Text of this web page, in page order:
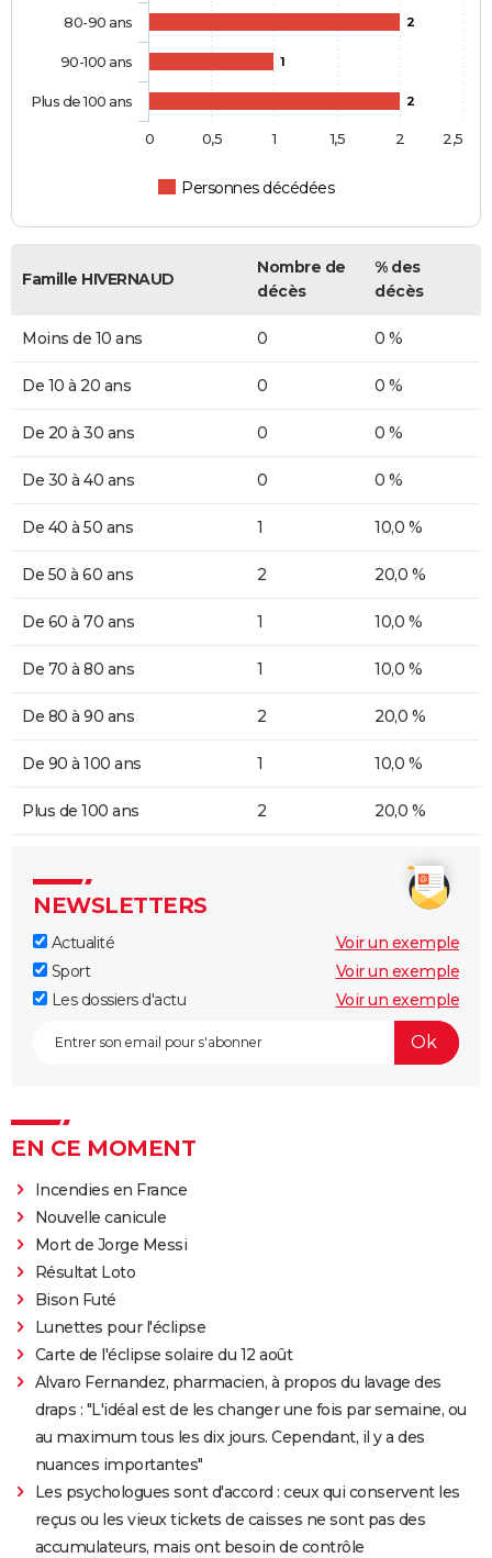
2
1
2
Personnes décédées
80-90 ans
90-100 ans
Plus de 100 ans
0 0,5 1 1,5 2 2,5
Famille HIVERNAUD
Nombre de
décès
% des
décès
Moins de 10 ans 0 0 %
De 10 à 20 ans 0 0 %
De 20 à 30 ans 0 0 %
De 30 à 40 ans 0 0 %
De 40 à 50 ans 1 10,0 %
De 50 à 60 ans 2 20,0 %
De 60 à 70 ans 1 10,0 %
De 70 à 80 ans 1 10,0 %
De 80 à 90 ans 2 20,0 %
De 90 à 100 ans 1 10,0 %
Plus de 100 ans 2 20,0 %
NEWSLETTERS
Actualité
Voir un exemple
Sport
Voir un exemple
Les dossiers d'actu
Voir un exemple
EN CE MOMENT
Incendies en France
Nouvelle canicule
Mort de Jorge Messi
Résultat Loto
Bison Futé
Lunettes pour l'éclipse
Carte de l'éclipse solaire du 12 août
Alvaro Fernandez, pharmacien, à propos du lavage des
draps : "L'idéal est de les changer une fois par semaine, ou
au maximum tous les dix jours. Cependant, il y a des
nuances importantes"
Les psychologues sont d'accord : ceux qui conservent les
reçus ou les vieux tickets de caisses ne sont pas des
accumulateurs, mais ont besoin de contrôle